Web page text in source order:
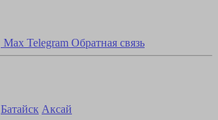
Max Telegram Обратная связь
Батайск Аксай